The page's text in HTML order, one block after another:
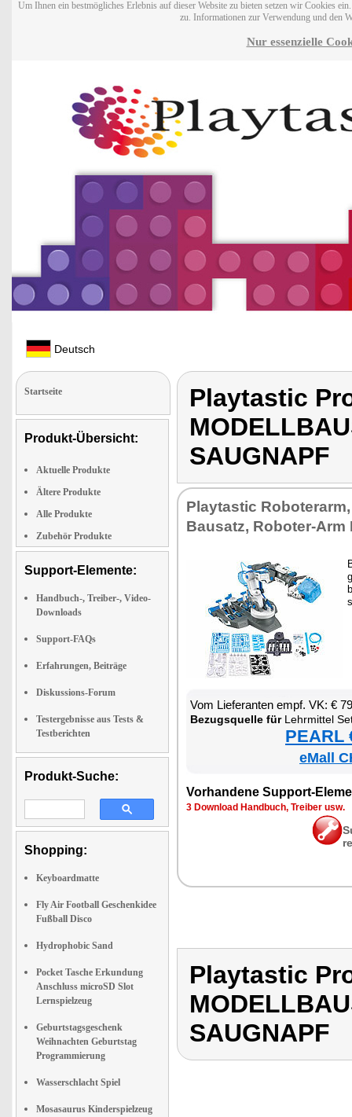
Um Ihnen ein bestmögliches Erlebnis auf dieser Website zu bieten setzen wir Cookies
zu. Informationen zur Verwendung und den
Nur essenzielle
Deutsch
Startseite
Produkt-Übersicht:
Aktuelle Produkte
Ältere Produkte
Alle Produkte
Zubehör Produkte
Support-Elemente:
Handbuch-, Treiber-, Video-
Downloads
Support-FAQs
Erfahrungen, Beiträge
Diskussions-Forum
Testergebnisse aus Tests &
Testberichten
Produkt-Suche:
Shopping:
Keyboardmatte
Fly Air Football Geschenkidee
Fußball Disco
Hydrophobic Sand
Pocket Tasche Erkundung
Anschluss microSD Slot
Lernspielzeug
Geburtstagsgeschenk
Weihnachten Geburtstag
Programmierung
Wasserschlacht Spiel
Mosasaurus Kinderspielzeug
Playtastic
SAUGNAPF
Play­tas­tic
Bau­satz, Ro­bo­ter-Arm
Vom Lie­fe­ran­ten empf. VK: €
Be­zugs­quel­le fürLehr­mit­tel Set Kind
PEARL
eMall
Vor­han­de­ne Sup­port-
3 Down­load Hand­buch, Trei­ber usw.
Playtastic
SAUGNAPF